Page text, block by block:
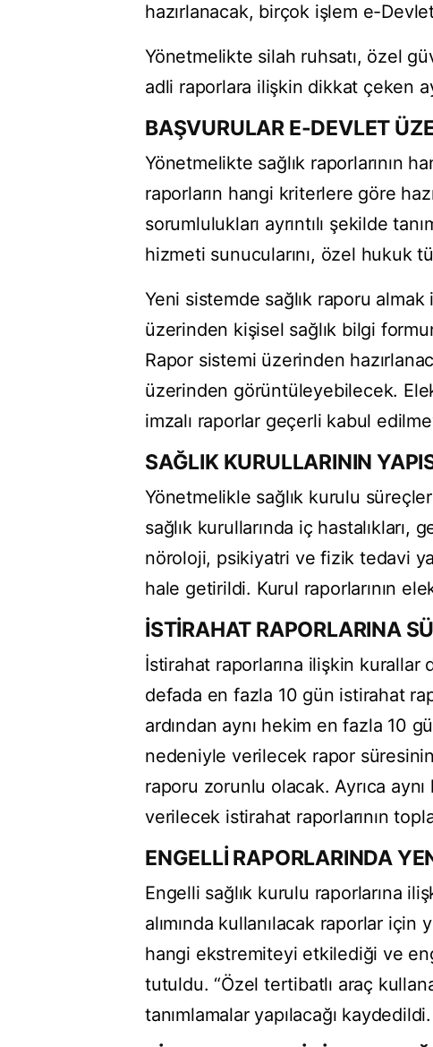
hazırlanacak, birçok işlem e-
Yönetmelikte silah ruhsatı, özel
adli raporlara ilişkin dikkat çeken
BAŞVURULAR E-DEVLET
Yönetmelikte sağlık raporlarının
raporların hangi kriterlere göre
sorumlulukları ayrıntılı şekilde
hizmeti sunucularını, özel hukuk
Yeni sistemde sağlık raporu
üzerinden kişisel sağlık bilgi
Rapor sistemi üzerinden
üzerinden görüntüleyebilecek.
imzalı raporlar geçerli kabul
SAĞLIK KURULLARININ
Yönetmelikle sağlık kurulu
sağlık kurullarında iç
nöroloji, psikiyatri ve fizik tedavi
hale getirildi. Kurul raporlarının
İSTİRAHAT RAPORLARINA
İstirahat raporlarına ilişkin
defada en fazla 10 gün istirahat
ardından aynı hekim en fazla 10
nedeniyle verilecek rapor
raporu zorunlu olacak. Ayrıca
verilecek istirahat raporlarının
ENGELLİ RAPORLARINDA
Engelli sağlık kurulu raporlarına
alımında kullanılacak raporlar
hangi ekstremiteyi etkilediği ve
tutuldu. “Özel tertibatlı araç
tanımlamalar yapılacağı kaydedildi.